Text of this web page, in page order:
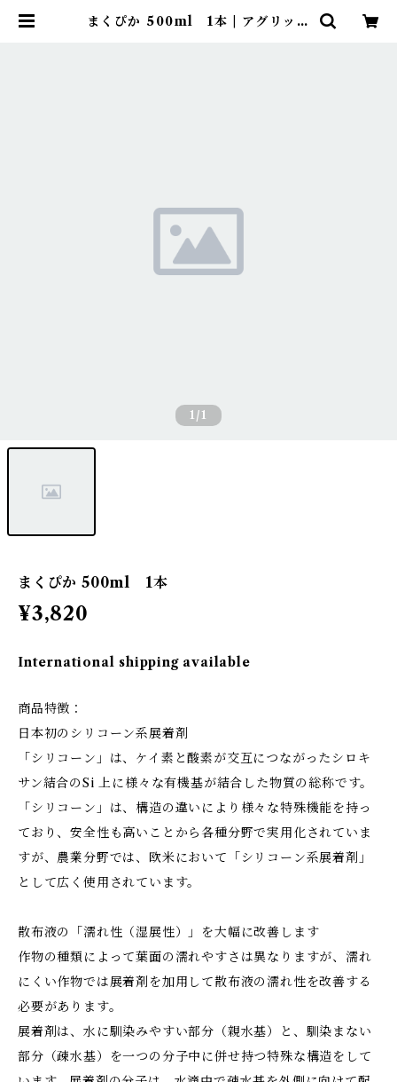
まくぴか 500ml 1本 | アグリッジ
1 /1
まくぴか 500ml 1本
¥3,820
International shipping available
商品特徴：
日本初のシリコーン系展着剤
「シリコーン」は、ケイ素と酸素が交互につながったシロキ
サン結合のSi 上に様々な有機基が結合した物質の総称です。
「シリコーン」は、構造の違いにより様々な特殊機能を持っ
ており、安全性も高いことから各種分野で実用化されていま
すが、農業分野では、欧米において「シリコーン系展着剤」
として広く使用されています。
散布液の「濡れ性（湿展性）」を大幅に改善します
作物の種類によって葉面の濡れやすさは異なりますが、濡れ
にくい作物では展着剤を加用して散布液の濡れ性を改善する
必要があります。
展着剤は、水に馴染みやすい部分（親水基）と、馴染まない
部分（疎水基）を一つの分子中に併せ持つ特殊な構造をして